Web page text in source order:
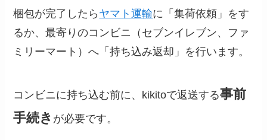
梱包が完了したら ヤマト運輸に「集荷依頼」をす
るか、最寄りのコンビニ（セブンイレブン、ファ
ミリーマート）へ「持ち込み返却」を行います。
コンビニに持ち込む前に、kikitoで返送する事前
手続き が必要です。